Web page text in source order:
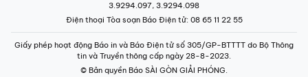
3.9294.097, 3.9294.098
Điện thoại Tòa soạn Báo Điện tử: 08 65 11 22 55
Giấy phép hoạt động Báo in và Báo Điện tử số 305/GP-BTTTT do Bộ Thông
tin và Truyền thông cấp ngày 28-8-2023.
© Bản quyền Báo SÀI GÒN GIẢI PHÓNG.